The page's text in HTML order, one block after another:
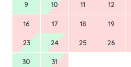
9 10 11 12
16 17 18 19
23 24 25 26
30 31